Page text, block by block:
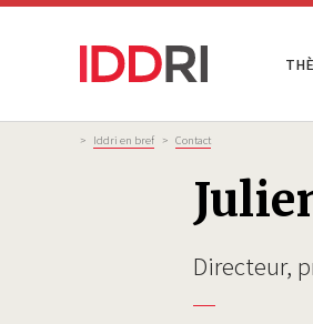
Aller
Fil
d'Ariane
> Iddri en bref > Contact
Directeur,